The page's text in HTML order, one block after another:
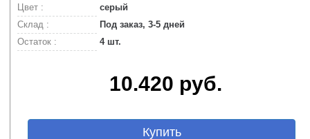
Цвет :
серый
Склад :
Под заказ, 3-5 дней
Остаток :
4 шт.
10.420 руб.
Купить